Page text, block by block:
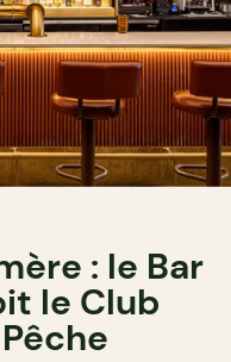
: le Bar
le Club